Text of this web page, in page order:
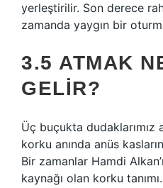
yerleştirilir. Son derece
zamanda yaygın bir
3.5 ATMAK
GELIR?
Üç buçukta dudaklarımız
korku anında anüs
Bir zamanlar Hamdi
kaynağı olan korku tanımı.